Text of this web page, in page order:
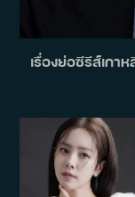
เรื่องย่อซีรีส์เกา